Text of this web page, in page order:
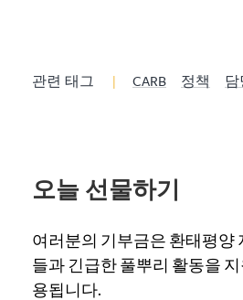
관련 태그 | CARB 정책
오늘 선물하기
여러분의 기부금은 환태평양
들과 긴급한 풀뿌리 활동을
용됩니다.